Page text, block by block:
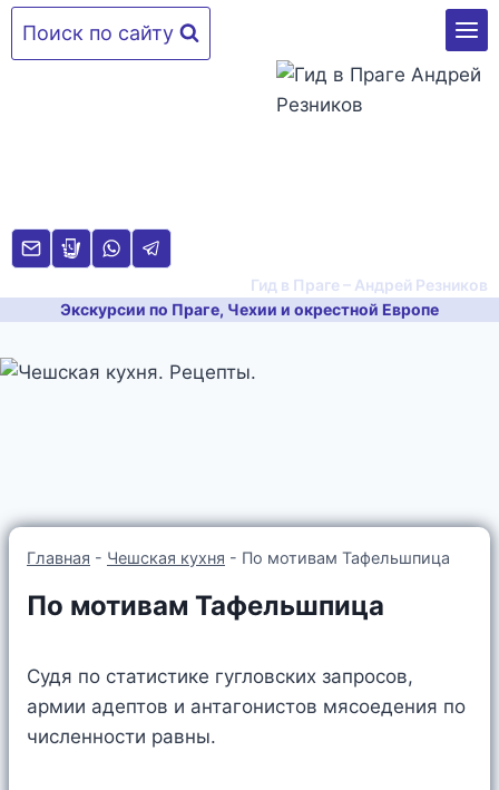
Перейти
Поиск по сайту
Гид в Праге – Андрей Резников
Экскурсии по Праге, Чехии и окрестной Европе
Главная - Чешская кухня - По мотивам Тафельшпица
По мотивам Тафельшпица
Судя по статистике гугловских запросов,
армии адептов и антагонистов мясоедения по
численности равны.